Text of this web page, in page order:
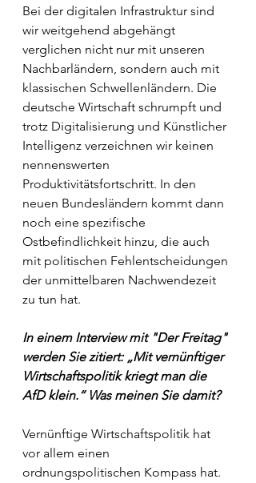
Bei der digitalen Infrastruktur sind
wir weitgehend abgehängt
verglichen nicht nur mit unseren
Nachbarländern, sondern auch mit
klassischen Schwellenländern. Die
deutsche Wirtschaft schrumpft und
trotz Digitalisierung und Künstlicher
Intelligenz verzeichnen wir keinen
nennenswerten
Produktivitätsfortschritt. In den
neuen Bundesländern kommt dann
noch eine spezifische
Ostbefindlichkeit hinzu, die auch
mit politischen Fehlentscheidungen
der unmittelbaren Nachwendezeit
zu tun hat.
In einem Interview mit "Der Freitag"
werden Sie zitiert: „Mit vernünftiger
Wirtschaftspolitik kriegt man die
AfD klein.“ Was meinen Sie damit?
Vernünftige Wirtschaftspolitik hat
vor allem einen
ordnungspolitischen Kompass hat.